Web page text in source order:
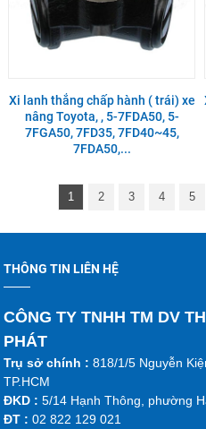
Xi lanh thắng chấp hành ( trái) xe
nâng Toyota, , 5-7FDA50, 5-
7FGA50, 7FD35, 7FD40~45,
7FDA50,...
1 2 3 4 5
THÔNG TIN LIÊN HỆ
CÔNG TY TNHH TM DV
PHÁT
Trụ sở chính : 818/1/5 Nguyễn
TP.HCM
ĐKD :5/14 Hạnh Thông, phường
ĐT : 02 822 129 021